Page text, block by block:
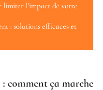
limiter l’impact de votre
: solutions efficaces et
comment ça marche